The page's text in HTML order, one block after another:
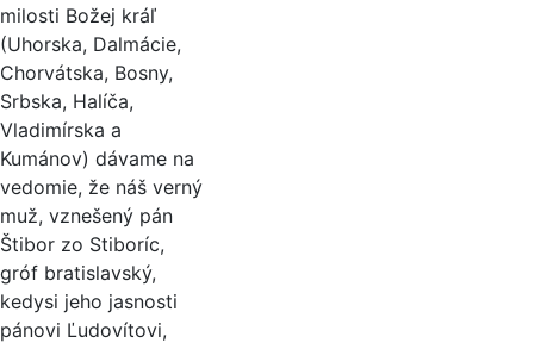
milosti Božej kráľ
(Uhorska, Dalmácie,
Chorvátska, Bosny,
Srbska, Halíča,
Vladimírska a
Kumánov) dávame na
vedomie, že náš verný
muž, vznešený pán
Štibor zo Stiboríc,
gróf bratislavský,
kedysi jeho jasnosti
pánovi Ľudovítovi,